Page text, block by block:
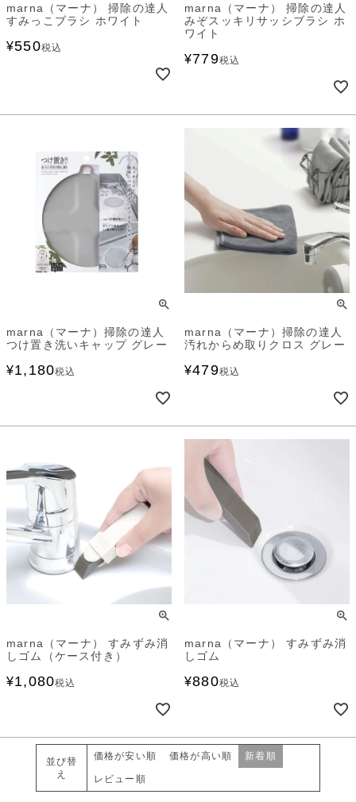
marna（マーナ） 掃除の達人
すみっこブラシ ホワイト
¥550税込
marna（マーナ） 掃除の達人
みぞスッキリサッシブラシ ホ
ワイト
¥779税込
marna（マーナ）掃除の達人
つけ置き洗いキャップ グレー
¥1,180税込
marna（マーナ）掃除の達人
汚れからめ取りクロス グレー
¥479税込
marna（マーナ） すみずみ消
しゴム（ケース付き）
¥1,080税込
marna（マーナ） すみずみ消
しゴム
¥880税込
並び替
え
価格が安い順 価格が高い順 新着順
レビュー順